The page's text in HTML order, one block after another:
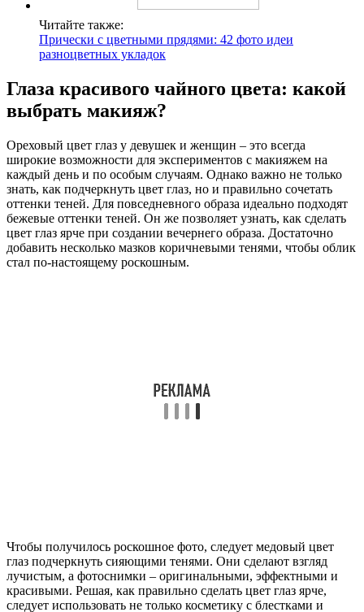
Читайте также:
Прически с цветными прядями: 42 фото идеи
разноцветных укладок
Глаза красивого чайного цвета: какой
выбрать макияж?
Ореховый цвет глаз у девушек и женщин – это всегда
широкие возможности для экспериментов с макияжем на
каждый день и по особым случаям. Однако важно не только
знать, как подчеркнуть цвет глаз, но и правильно сочетать
оттенки теней. Для повседневного образа идеально подходят
бежевые оттенки теней. Он же позволяет узнать, как сделать
цвет глаз ярче при создании вечернего образа. Достаточно
добавить несколько мазков коричневыми тенями, чтобы облик
стал по-настоящему роскошным.
Чтобы получилось роскошное фото, следует медовый цвет
глаз подчеркнуть сияющими тенями. Они сделают взгляд
лучистым, а фотоснимки – оригинальными, эффектными и
красивыми. Решая, как правильно сделать цвет глаз ярче,
следует использовать не только косметику с блестками и